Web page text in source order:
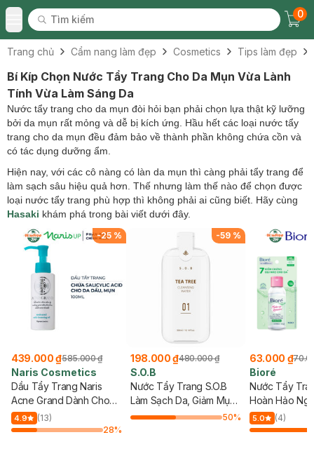
Toggle Menu
Tìm kiếm
Tìm kiếm
0
Trang chủ Cẩm nang làm đẹp Cosmetics Tips làm đẹp
Bí Kíp Chọn Nước Tẩy Trang Cho Da Mụn Vừa Lành
Tính Vừa Làm Sáng Da
Nước tẩy trang cho da mụn đòi hỏi bạn phải chọn lựa thật kỹ lưỡng
bởi da mụn rất mỏng và dễ bị kích ứng. Hầu hết các loại nước tẩy
trang cho da mụn đều đảm bảo về thành phần không chứa cồn và
có tác dụng dưỡng ẩm.
Hiện nay, với các cô nàng có làn da mụn thì càng phải tẩy trang để
làm sạch sâu hiệu quả hơn. Thế nhưng làm thế nào để chọn được
loại nước tẩy trang phù hợp thì không phải ai cũng biết. Hãy cùng
Hasaki khám phá trong bài viết dưới đây.
-25 %
439.000 ₫585.000 ₫
Naris Cosmetics
Dầu Tẩy Trang Naris
Acne Grand Dành Cho
Da Mụn 100ml
4.9
(13)
28%
-59 %
198.000 ₫480.000 ₫
S.O.B
Nước Tẩy Trang S.O.B
Làm Sạch Da, Giảm Mụn
300ml
50%
63.000 ₫
Bioré
Nước Tẩy
Hoàn Hảo
90ml
5.0 (4)